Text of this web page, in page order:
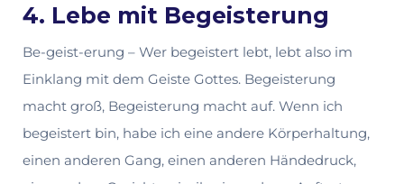
4. Lebe mit Begeisterung
Be-geist-erung – Wer begeistert lebt, lebt also im
Einklang mit dem Geiste Gottes. Begeisterung
macht groß, Begeisterung macht auf. Wenn ich
begeistert bin, habe ich eine andere Körperhaltung,
einen anderen Gang, einen anderen Händedruck,